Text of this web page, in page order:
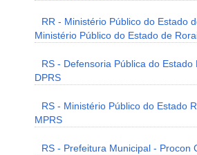
RR - Ministério Público do Estado
Ministério Público do Estado de
RS - Defensoria Pública do Estado
DPRS
RS - Ministério Público do Estado
MPRS
RS - Prefeitura Municipal - Procon